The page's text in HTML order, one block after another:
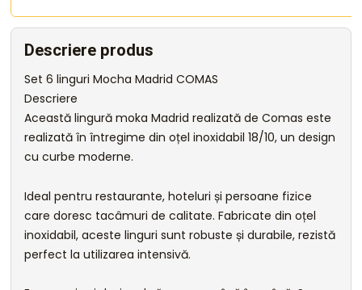
Descriere produs
Set 6 linguri Mocha Madrid COMAS
Descriere
Această lingură moka Madrid realizată de Comas este
realizată în întregime din oțel inoxidabil 18/10, un design
cu curbe moderne.
Ideal pentru restaurante, hoteluri și persoane fizice
care doresc tacâmuri de calitate. Fabricate din oțel
inoxidabil, aceste linguri sunt robuste și durabile, rezistă
perfect la utilizarea intensivă.